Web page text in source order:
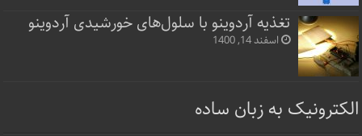
تغذیه آردوینو با سلول‌های خورشیدی آردوینو
اسفند 14, 1400
الکترونیک به زبان ساده